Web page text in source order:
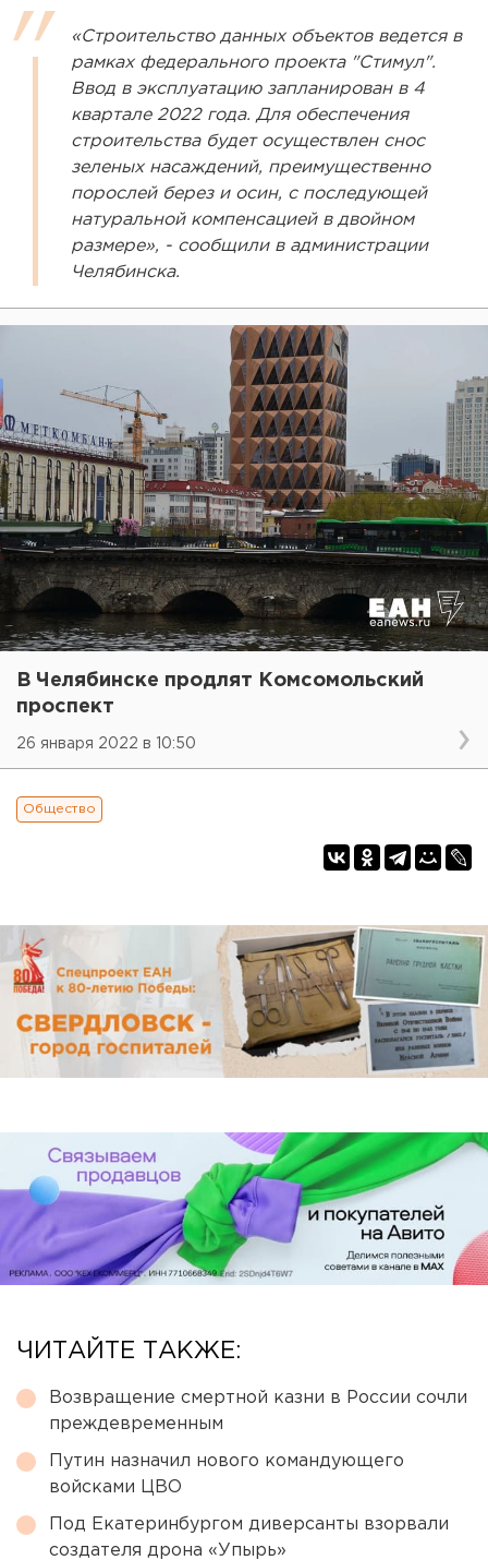
«Строительство данных объектов ведется в
рамках федерального проекта "Стимул".
Ввод в эксплуатацию запланирован в 4
квартале 2022 года. Для обеспечения
строительства будет осуществлен снос
зеленых насаждений, преимущественно
порослей берез и осин, с последующей
натуральной компенсацией в двойном
размере», - сообщили в администрации
Челябинска.
В Челябинске продлят Комсомольский
проспект
26 января 2022 в 10:50
Общество
ЧИТАЙТЕ ТАКЖЕ:
Возвращение смертной казни в России сочли
преждевременным
Путин назначил нового командующего
войсками ЦВО
Под Екатеринбургом диверсанты взорвали
создателя дрона «Упырь»